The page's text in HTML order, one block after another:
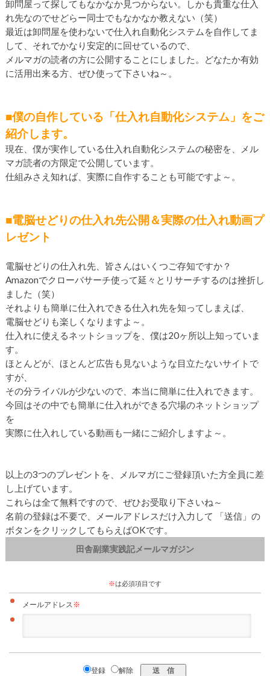
卸問屋って探してもなかなか見つからない。しかも貴重な仕入
れ先なのでせどらー同士でもなかなか教えない（笑）
最近は卸問屋を使わないで仕入れ自動化システムを自作してま
して、それでかなり安定的に回せているので、
メルマガの読者の方に公開することにしました。どなたか有効
に活用出来る方、ぜひ使って下さいね～。
■僕の自作している「仕入れ自動化システム」をご
紹介します。
現在、僕が実作している仕入れ自動化システムの秘密を、メル
マガ読者の方限定で公開しています。
仕組みさえ知れば、実際に自作することも可能ですよ～。
■電脳せどりの仕入れ先公開＆実際の仕入れ動画プ
レゼント
電脳せどりの仕入れ先、皆さんはいくつご存知ですか？
Amazonでクローバサーチ使って延々とリサーチするのは挫折し
ました（笑）
それよりも簡単に仕入れできる仕入れ先を知ってしまえば、
電脳せどりも楽しくなりますよ～。
仕入れに使えるネットショップを、僕は20ヶ所以上知っていま
す。
ほとんどが、ほとんど広告も見ないような目立たないサイトで
すが、
その分ライバルが少ないので、本当に簡単に仕入れできます。
今回はその中でも簡単に仕入れができる穴場のネットショップ
を
実際に仕入れしている動画も一緒にご紹介しますよ～。
以上の3つのプレゼントを、メルマガにご登録頂いた方全員に差
し上げています。
これらは全て無料ですので、ぜひお受取り下さいね～
名前の登録は不要で、メールアドレスだけ入力して 「送信」の
ボタンをクリックしてもらえばOKです。
田舎副業実践記メールマガジン
※は必須項目です
メールアドレス※
登録 解除